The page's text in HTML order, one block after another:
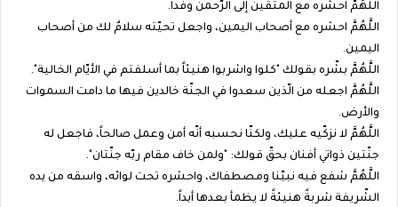
اللَّهُمَّ احشره مع المتّقين إلى الرّحمن وفداً.
اللَّهُمَّ احشره مع أصحاب اليمين، واجعل تحيّته سلامٌ لك من أصحاب
اليمين.
اللَّهُمَّ بشّره بقولك "كلوا واشربوا هنيئاً بما أسلفتم في الأيّام الخالية".
اللَّهُمَّ اجعله من الّذين سعدوا في الجنّة خالدين فيها ما دامت السموات
والأرض.
اللَّهُمَّ لا نزكّيه عليك، ولكنّا نحسبه أنّه أمن وعمل صالحاً، فاجعل له
جنّتين ذواتي أفنان بحقّ قولك: "ولمن خاف مقام ربّه جنّتان".
اللَّهُمَّ شفع فيه نبيّنا ومصطفاك، واحشره تحت لوائه، واسقه من يده
الشّريفة شربةً هنيئةً لا يظمأ بعدها أبداً.